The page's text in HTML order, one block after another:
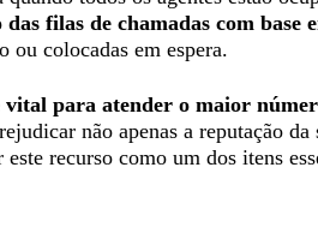
filas de chamadas com base
ou colocadas em espera.
vital para atender o maior
não apenas a reputação
recurso como um dos itens